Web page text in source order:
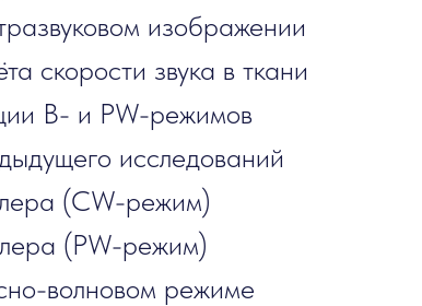
изображении
скорости звука в ткани
В- и PW-режимов
исследований
(CW-режим)
(PW-режим)
волновом режиме